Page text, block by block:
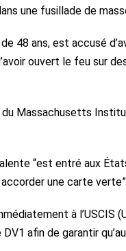
une fusillade de
48 ans, est accusé
ouvert le feu sur
du Massachusetts
“est entré aux
une carte
à l’USCIS
afin de garantir